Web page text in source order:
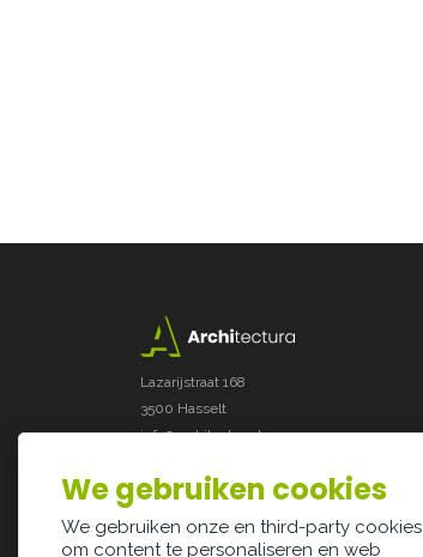
Lazarijstraat 168
3500 Hasselt
info@architectura.be
We gebruiken cookies
We gebruiken onze en third-party cookies
om content te personaliseren en web